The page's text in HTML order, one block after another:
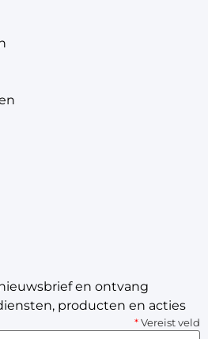
en ontvang
producten en acties
* Vereist veld